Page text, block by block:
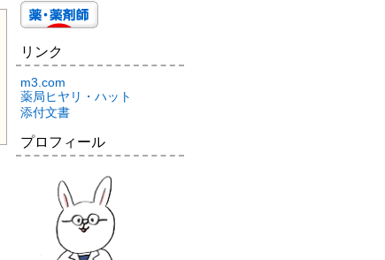
リンク
m3.com
薬局ヒヤリ・ハット
添付文書
プロフィール